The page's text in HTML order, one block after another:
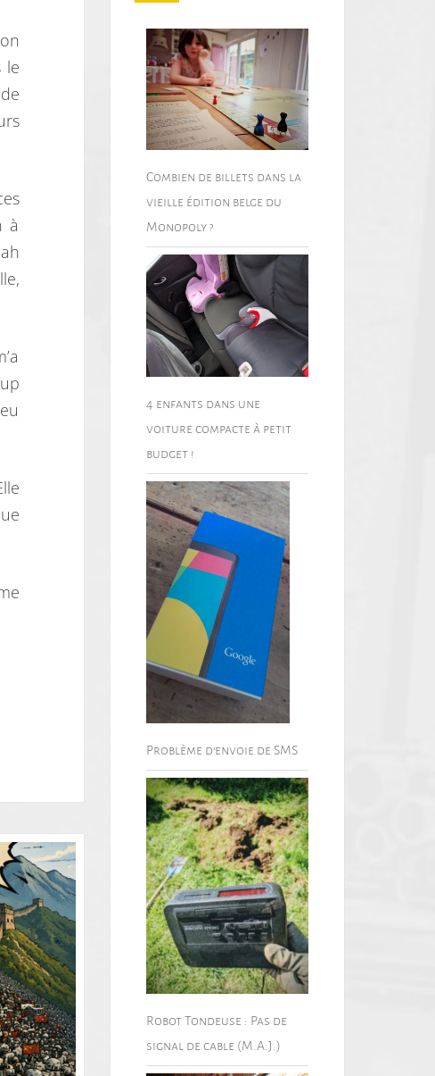
le
à
Combien de billets dans la
vieille édition belge du
Monopoly ?
4 enfants dans une
voiture compacte à petit
budget !
Problème d’envoie de SMS
Robot Tondeuse : Pas de
signal de cable (M.A.J.)